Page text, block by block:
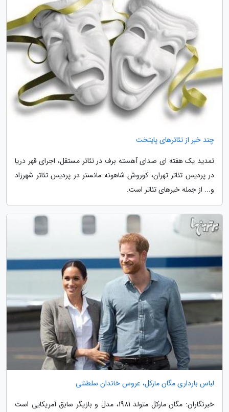
چند خبر از تئاترهای پایتخت
تمدید یک هفته ای صدای آهسته برف در تئاتر مستقل، اجرای قهر دریا
در پردیس تئاتر تهران، کوروش شاهونه مانستر در پردیس تئاتر شهرزاد
و... از جمله خبرهای تئاتر است.
لباس بارداری مگان مارکل، عروس خاندان سلطنتی
خبرنگاران: مگان مارکل متولد 1981، مدل و بازیگر سابق آمریکایی است